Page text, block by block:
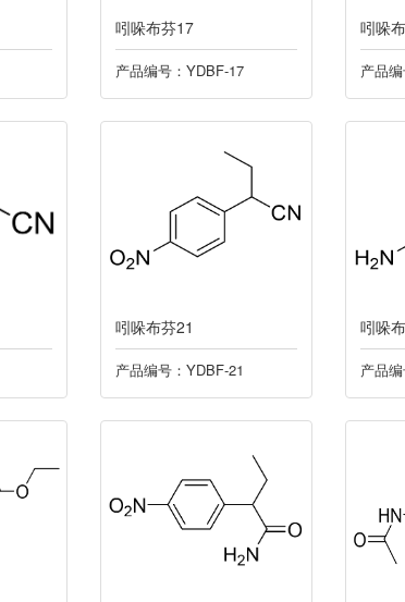
吲哚布芬17
产品编号：YDBF-17
吲哚
产品
吲哚布芬21
产品编号：YDBF-21
吲哚
产品